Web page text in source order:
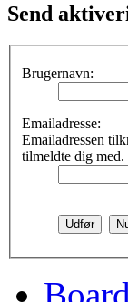
Send
Brugernavn:
Emailadresse:
Emailadressen
tilmeldte dig med.